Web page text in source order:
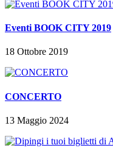
Eventi BOOK CITY 2019
18 Ottobre 2019
CONCERTO
13 Maggio 2024